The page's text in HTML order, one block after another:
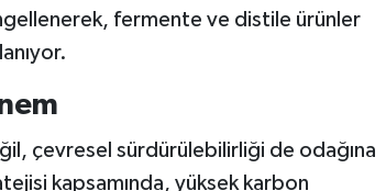
fermente ve distile ürünler
çevresel sürdürülebilirliği de odağına
kapsamında, yüksek karbon